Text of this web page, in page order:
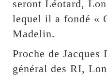
seront Léotard,
lequel il a fondé «
Madelin.
Proche de
général des RI,